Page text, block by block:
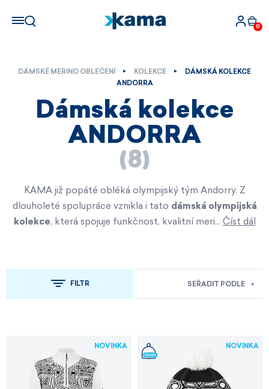
0
DÁMSKÉ MERINO OBLEČENÍ KOLEKCE
DÁMSKÁ KOLEKCE
ANDORRA
Dámská kolekce
ANDORRA
(8)
KAMA již popáté obléká olympijský tým Andorry. Z
dlouholeté spolupráce vznikla i tato dámská olympijská
kolekce, která spojuje funkčnost, kvalitní meri… Číst dál
FILTR SEŘADIT PODLE
NOVINKA NOVINKA